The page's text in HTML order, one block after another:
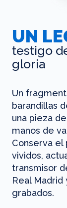
UN
testigo
gloria
Un
barandillas
una pieza
manos de
Conserva el
vividos,
transmisor
Real Madrid
grabados.